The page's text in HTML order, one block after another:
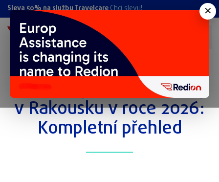
Sleva 50% na službu TravelcareChci slevu!
Prázdniny a státní svátky
v Rakousku v roce 2026:
Kompletní přehled
×